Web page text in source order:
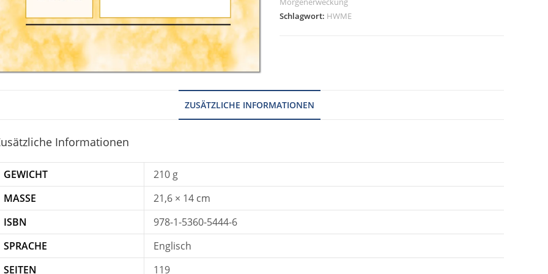
Schlagwort: HWME
ZUSÄTZLICHE INFORMATIONEN
Informationen
GEWICHT
210 g
MASSE
21,6 × 14 cm
ISBN
978-1-5360-5444-6
SPRACHE
Englisch
SEITEN
119